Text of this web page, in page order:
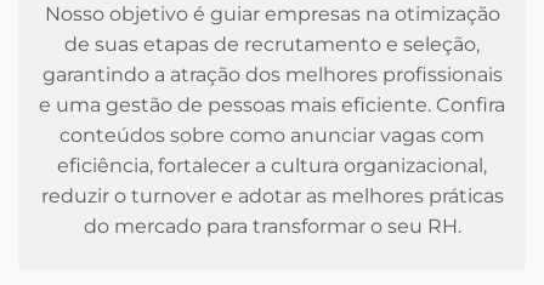
Nosso objetivo é guiar empresas na otimização
de suas etapas de recrutamento e seleção,
garantindo a atração dos melhores profissionais
e uma gestão de pessoas mais eficiente. Confira
conteúdos sobre como anunciar vagas com
eficiência, fortalecer a cultura organizacional,
reduzir o turnover e adotar as melhores práticas
do mercado para transformar o seu RH.